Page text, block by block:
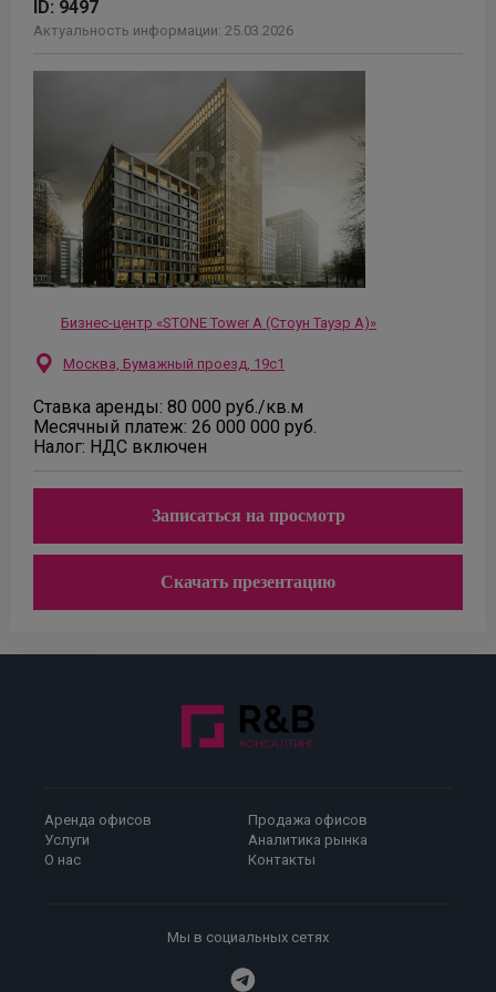
ID: 9497
Актуальность информации: 25.03.2026
Бизнес-центр «STONE Tower А (Стоун Тауэр А)»
Москва, Бумажный проезд, 19с1
Ставка аренды: 80 000 руб. /кв.м
Месячный платеж: 26 000 000 руб.
Налог: НДС включен
Записаться на просмотр
Скачать презентацию
Аренда офисов
Продажа офисов
Услуги
Аналитика рынка
О нас
Контакты
Мы в социальных сетях